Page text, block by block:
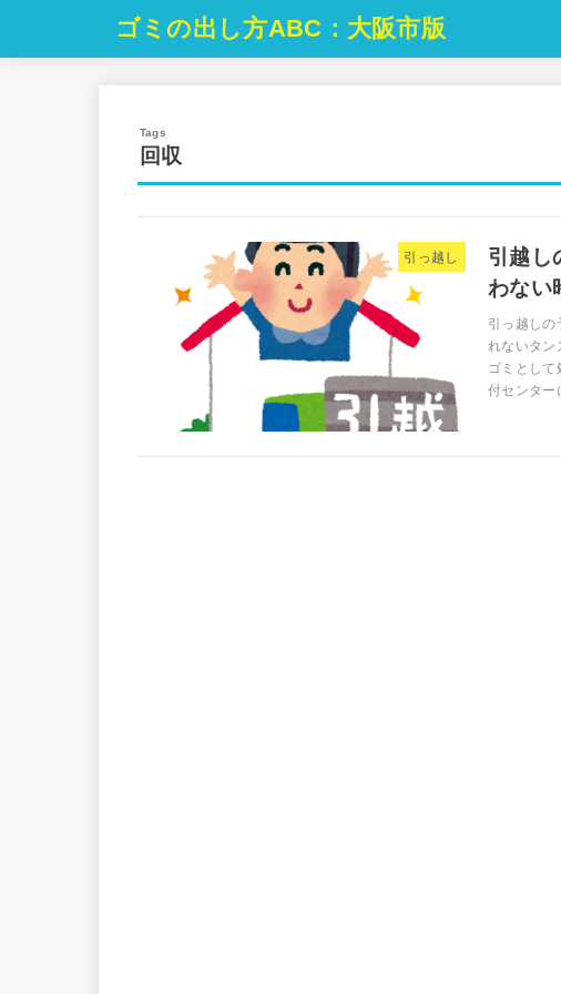
ゴミの出し方ABC：大阪市版
回収
引っ越し
引越し
わない
引っ越しの
れないタン
ゴミとして
付センター